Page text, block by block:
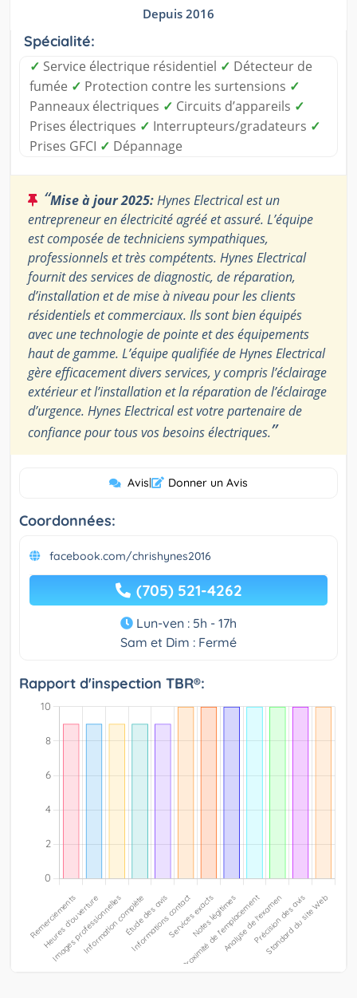
Depuis 2016
Spécialité:
✓ Service électrique résidentiel ✓ Détecteur de
fumée ✓ Protection contre les surtensions ✓
Panneaux électriques ✓ Circuits d’appareils ✓
Prises électriques ✓ Interrupteurs/gradateurs ✓
Prises GFCI ✓ Dépannage
“Mise à jour 2025:Hynes Electrical est un
entrepreneur en électricité agréé et assuré. L’équipe
est composée de techniciens sympathiques,
professionnels et très compétents. Hynes Electrical
fournit des services de diagnostic, de réparation,
d’installation et de mise à niveau pour les clients
résidentiels et commerciaux. Ils sont bien équipés
avec une technologie de pointe et des équipements
haut de gamme. L’équipe qualifiée de Hynes Electrical
gère efficacement divers services, y compris l’éclairage
extérieur et l’installation et la réparation de l’éclairage
d’urgence. Hynes Electrical est votre partenaire de
confiance pour tous vos besoins électriques.”
Avis| Donner un Avis
Coordonnées:
facebook.com/chrishynes2016
(705) 521-4262
Lun-ven : 5h - 17h
Sam et Dim : Fermé
Rapport d'inspection TBR®: